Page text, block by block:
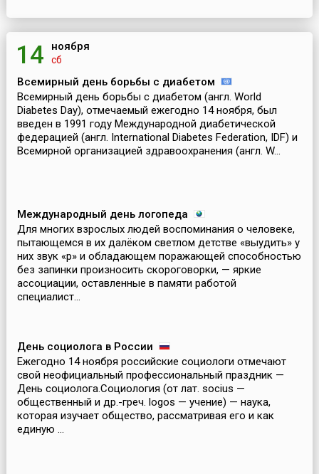
14 ноября
сб
Всемирный день борьбы с диабетом
Всемирный день борьбы с диабетом (англ. World
Diabetes Day), отмечаемый ежегодно 14 ноября, был
введен в 1991 году Международной диабетической
федерацией (англ. International Diabetes Federation, IDF) и
Всемирной организацией здравоохранения (англ. W...
Международный день логопеда
Для многих взрослых людей воспоминания о человеке,
пытающемся в их далёком светлом детстве «выудить» у
них звук «р» и обладающем поражающей способностью
без запинки произносить скороговорки, — яркие
ассоциации, оставленные в памяти работой
специалист...
День социолога в России
Ежегодно 14 ноября российские социологи отмечают
свой неофициальный профессиональный праздник —
День социолога.Социология (от лат. socius —
общественный и др.-греч. logos — учение) — наука,
которая изучает общество, рассматривая его и как
единую ...